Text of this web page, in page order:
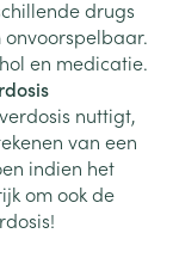
drugs
en medicatie.
nuttigt,
van een
indien het
om ook de